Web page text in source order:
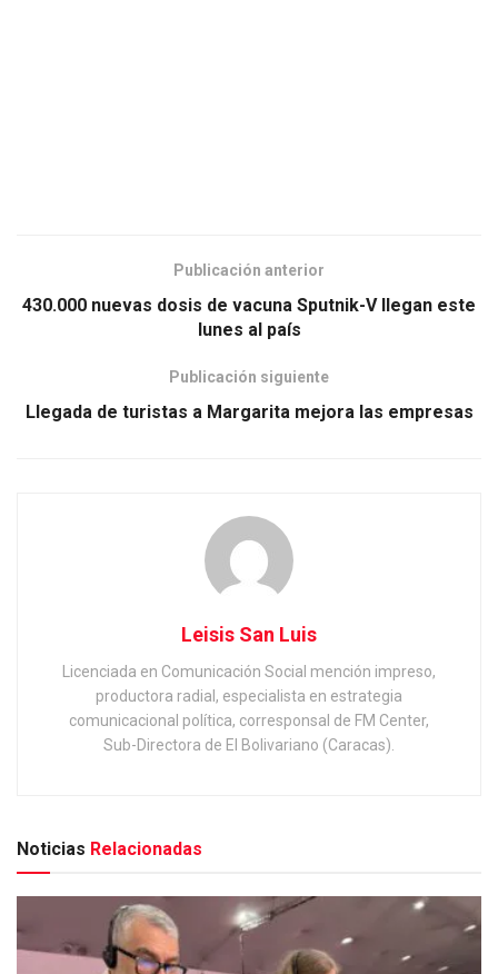
Publicación anterior
430.000 nuevas dosis de vacuna Sputnik-V llegan este
lunes al país
Publicación siguiente
Llegada de turistas a Margarita mejora las empresas
Leisis San Luis
Licenciada en Comunicación Social mención impreso,
productora radial, especialista en estrategia
comunicacional política, corresponsal de FM Center,
Sub-Directora de El Bolivariano (Caracas).
Noticias Relacionadas